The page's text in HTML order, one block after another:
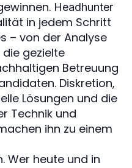
Headhunter
in jedem Schritt
– von der Analyse
gezielte
Betreuung
Diskretion,
Lösungen und die
Technik und
ihn zu einem
Wer heute und in